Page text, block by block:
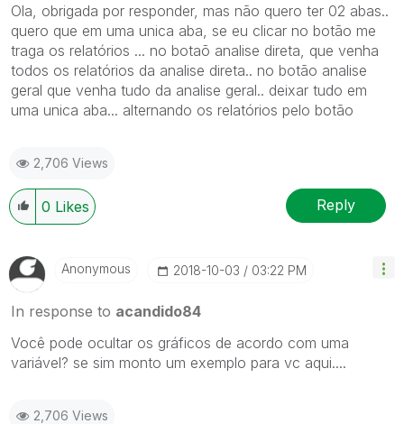
Ola, obrigada por responder, mas não quero ter 02 abas..
quero que em uma unica aba, se eu clicar no botão me
traga os relatórios ... no botaõ analise direta, que venha
todos os relatórios da analise direta.. no botão analise
geral que venha tudo da analise geral.. deixar tudo em
uma unica aba... alternando os relatórios pelo botão
2,706 Views
0 Likes Reply
Anonymous ‎2018-10-03 03:22 PM
In response to acandido84
Você pode ocultar os gráficos de acordo com uma
variável? se sim monto um exemplo para vc aqui....
2,706 Views